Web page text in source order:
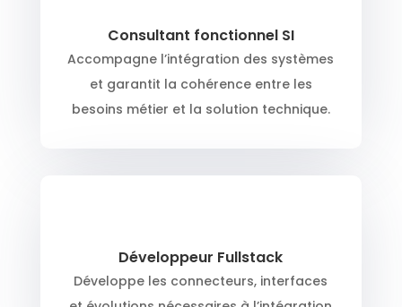
Consultant fonctionnel SI
Accompagne l’intégration des systèmes
et garantit la cohérence entre les
besoins métier et la solution technique.
Développeur Fullstack
Développe les connecteurs, interfaces